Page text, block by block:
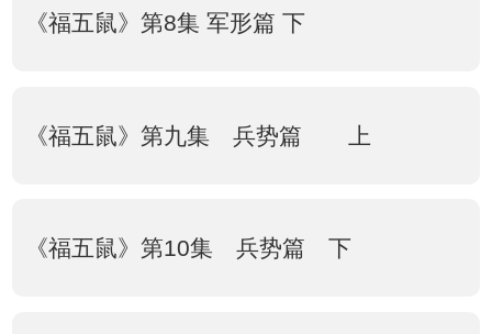
《福五鼠》第8集 军形篇 下
《福五鼠》第九集 兵势篇 上
《福五鼠》第10集 兵势篇 下